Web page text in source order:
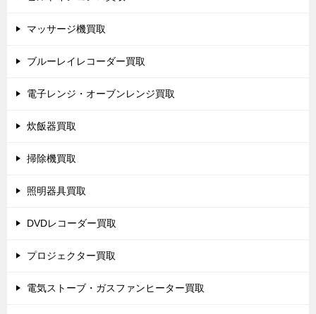
マッサージ機買取
ブルーレイレコーダー買取
電子レンジ・オーブンレンジ買取
炊飯器買取
掃除機買取
照明器具買取
DVDレコーダー買取
プロジェクター買取
電気ストーブ・ガスファンヒーター買取